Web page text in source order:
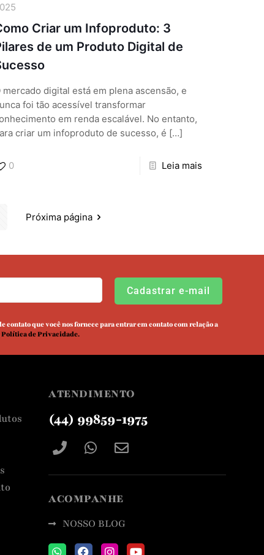
Criar um Infoproduto: 3
de um Produto Digital de
mercado digital está em plena ascensão, e
foi tão acessível transformar
em renda escalável. No entanto,
criar um infoproduto de sucesso, é […]
0 Leia mais
Próxima página
contato que você nos fornece para entrar em contato com relação a
Política de Privacidade.
ATENDIMENTO
(44) 99859-1975
ACOMPANHE
NOSSO BLOG